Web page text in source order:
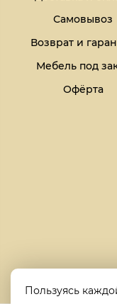
Самовывоз
Возврат и
Мебель под
Офёрта
Пользуясь